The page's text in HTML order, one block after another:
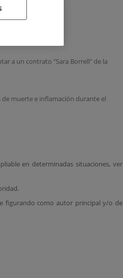
a un contrato "Sara Borrell" de la
de muerte e inflamación durante el
en determinadas situaciones, ver
figurando como autor principal y/o de